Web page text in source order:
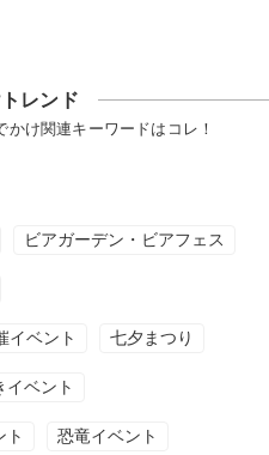
レンド
け関連キーワードはコレ！
ビアガーデン・ビアフェス
イベント 七夕まつり
イベント
ト 恐竜イベント